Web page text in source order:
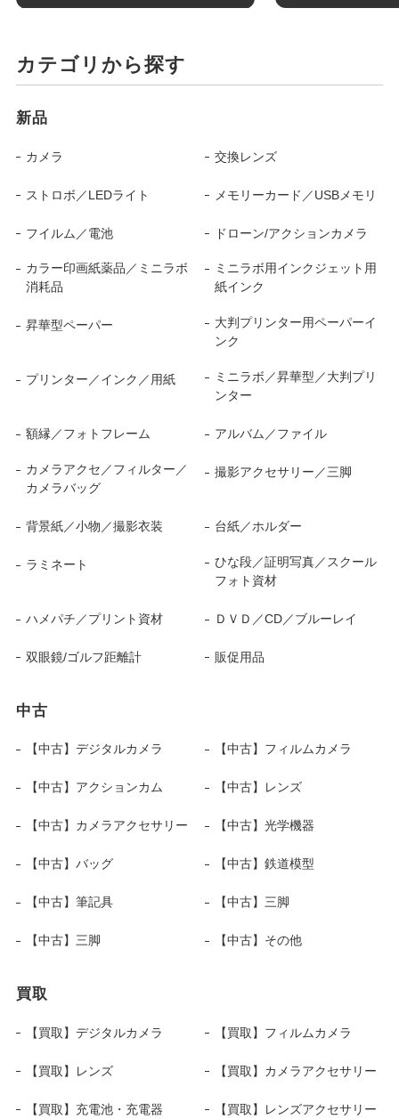
カテゴリから探す
新品
カメラ 交換レンズ
ストロボ／LEDライト メモリーカード／USBメモリ
フイルム／電池 ドローン/アクションカメラ
カラー印画紙薬品／ミニラボ
消耗品
ミニラボ用インクジェット用
紙インク
昇華型ペーパー
大判プリンター用ペーパーイ
ンク
プリンター／インク／用紙
ミニラボ／昇華型／大判プリ
ンター
額縁／フォトフレーム アルバム／ファイル
カメラアクセ／フィルター／
カメラバッグ
撮影アクセサリー／三脚
背景紙／小物／撮影衣装 台紙／ホルダー
ラミネート
ひな段／証明写真／スクール
フォト資材
ハメパチ／プリント資材 ＤＶＤ／CD／ブルーレイ
双眼鏡/ゴルフ距離計 販促用品
中古
【中古】デジタルカメラ 【中古】フィルムカメラ
【中古】アクションカム 【中古】レンズ
【中古】カメラアクセサリー 【中古】光学機器
【中古】バッグ 【中古】鉄道模型
【中古】筆記具 【中古】三脚
【中古】三脚 【中古】その他
買取
【買取】デジタルカメラ 【買取】フィルムカメラ
【買取】レンズ 【買取】カメラアクセサリー
【買取】充電池・充電器 【買取】レンズアクセサリー